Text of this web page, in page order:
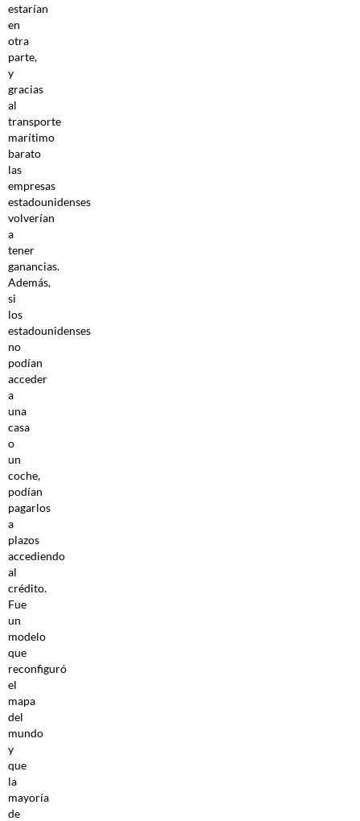
estarían
en
otra
parte,
y
gracias
al
transporte
marítimo
barato
las
empresas
estadounidenses
volverían
a
tener
ganancias.
Además,
si
los
estadounidenses
no
podían
acceder
a
una
casa
o
un
coche,
podían
pagarlos
a
plazos
accediendo
al
crédito.
Fue
un
modelo
que
reconfiguró
el
mapa
del
mundo
y
que
la
mayoría
de